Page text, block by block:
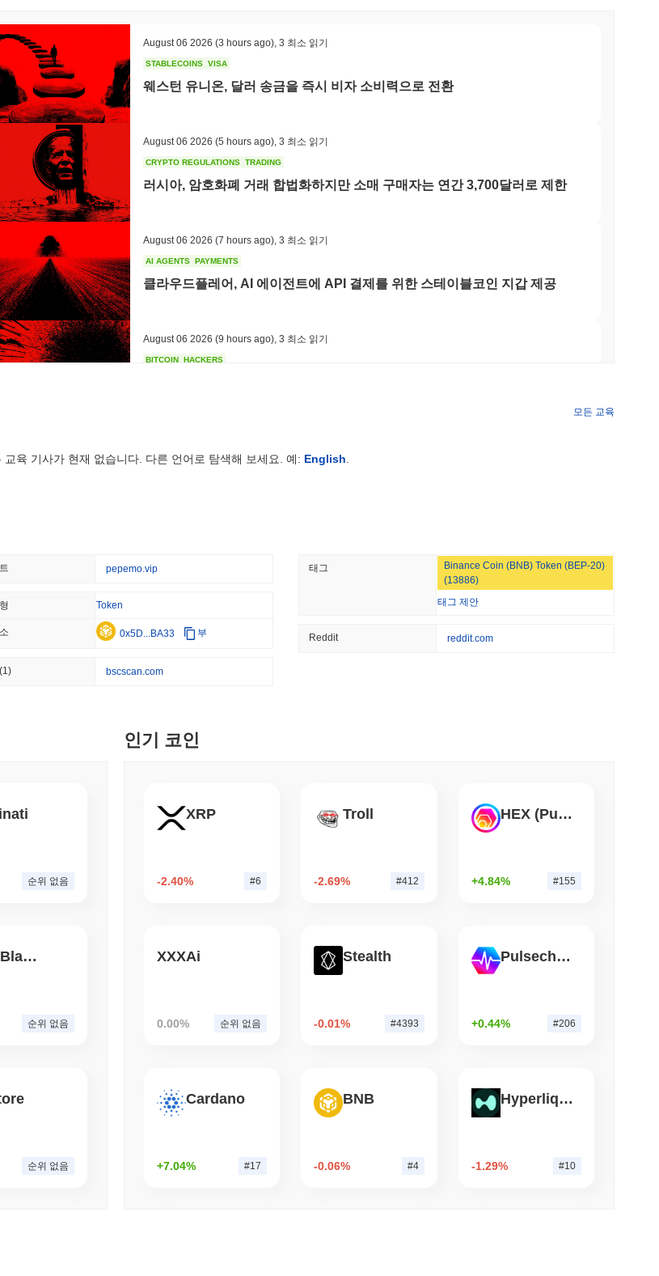
하게 합니다.
로 무엇을 할 수 있나요?
토큰은 생태계 내에서 여러 실용적인 용도로 사용됩니다. 사용자는 PEPEMO를 거래 및 수수료에 활용하여 가치를 전송하
형 애플리케이션(dApps)과 상호작용할 수 있습니다. 보유자는 자신의 토큰을 스테이킹하여 네트워크 보안에 기여하고 보상을
있는 옵션이 있습니다. 또한, 그들은 거버넌스 제안 및 투표에 참여하여 프로젝트의 방향에 영향을 미칠 수 있습니다. 개발자에
는 dApps 및 통합을 구축하기 위한 도구를 제공하여 생태계 내 혁신을 촉진합니다. 인프라는 PEPEMO를 수용하는 다양
및 마켓플레이스를 지원하여 일상적인 거래 및 상호작용을 위한 사용성을 향상시킵니다. 전반적으로 PEPEMO 토큰은 사용
유자 및 개발자 모두를 위한 활기찬 커뮤니티와 강력한 생태계를 촉진하도록 설계되었습니다.
는 여전히 활성화되어 있거나 관련성이 있나요?
는 2023년 9월에 발표된 최근 거버넌스 제안을 통해 여전히 활성화되어 있으며, 이는 지속적인 커뮤니티 참여와 의사 결정을
니다. 개발 노력은 현재 플랫폼의 사용자 경험을 향상시키고 생태계 내에서의 유용성을 확장하는 데 집중되고 있습니다. 이 프로
여러 거래소에서 존재감을 유지하고 있으며, 지속적인 거래량은 사용자 관심과 시장 활동을 반영합니다. 또한, PepeMo는 다양
형 애플리케이션과의 파트너십을 구축하여 더 넓은 암호화폐 환경에서의 관련성을 지원하고 있습니다. 프로젝트의 활성 소셜
채널은 사용자와의 소통을 지속하고 업데이트를 제공하여 헌신적인 커뮤니티를 보여줍니다. 이러한 지표들은 PepeMo가 밈 코
에서 지속적으로 관련성을 유지하고 있으며, 미래 성장 가능성을 확인시켜 줍니다.
는 누구를 위해 설계되었나요?
는 소비자와 암호화폐 애호가를 주요 대상으로 설계되어, 그들이 플랫폼과 상호작용하며 즐거움과 커뮤니티 참여를 할 수 있
PepeMo 생태계의 성장에 기여할 수 있도록 합니다. 소비자 참여와 개발자 지원 모두에 중점을 두어, PepeMo는 모든 참가자를
는 어떻게 보안이 유지되나요?
급 암호화 기술을 사용합니다. 이 암호화는 사용자 거래를 보호하고 네트워크에 대한 무단 접근을 방지합니다. 인센티브 정렬은
크 참여에 대한 보상으로 검증자에게 분배되는 스테이킹 보상을 통해 이루어집니다. 이는 생태계에 대한 적극적인 참여와 장기
신을 장려합니다. 또한, 거버넌스 메커니즘이 마련되어 있어 토큰 보유자가 프로토콜 결정에 영향을 미칠 수 있도록 하여 보안
니티 참여를 더욱 강화합니다. 정기적인 감사와 클라이언트 다양성에 대한 초점도 PepeMo 네트워크의 전반적인 회복력에 기
는 출범 이후 커뮤니티 거버넌스 분쟁 및 규제 감시에 관련된 몇 가지 논란에 직면했습니다. 2023년 초, 이 프로젝트는 토큰 경
와 협력하여 관련 법률을 준수하고 정기적인 감사를 수행하여 투명성을 유지하기 위한 선제적 조치를 취했습니다. PepeMo에
(PEPEMO) FAQ – 핵심 지표 및 시장 인사이트
(PEPEMO)는 어디에서 구매할 수 있나요?
(PEPEMO)는 centralized and decentralized 암호화폐 거래소에서 널리 이용할 수 있습니다.
고가(ATH):
일 동안 PepeMo는 상승하여0.39%의 하락을 기록한 전체 암호화폐 시장을 앞질렀습니다. 이는 더 넓은 시장 모멘텀과
August 06 2026 (3 hours ago) 3 최소 읽기
STABLECOINS VISA
웨스턴 유니온, 달러 송금을 즉시 비자 소비력으로 전환
August 06 2026 (5 hours ago) 3 최소 읽기
CRYPTO REGULATIONS TRADING
러시아, 암호화폐 거래 합법화하지만 소매 구매자는 연간 3,700달러로 제한
August 06 2026 (7 hours ago) 3 최소 읽기
AI AGENTS PAYMENTS
클라우드플레어, AI 에이전트에 API 결제를 위한 스테이블코인 지갑 제공
August 06 2026 (9 hours ago) 3 최소 읽기
BITCOIN HACKERS
CIRCLE TOKENIZATION
미국과 영국, GENIUS 법안 규정이 2027년으로 미뤄지면서 스테이블코인 협
August 06 2026 3 최소 읽기
BNY, 기관들이 자산을 BNY의 관리에서 벗어나지 않고도 암호화폐 스테이
August 05 2026
August 05 2026
디나리, 미국 자가 보관 지갑을 위한 전체 S&P 500 온체인화
BITCOIN CRYPTO SERVICES
비트고, 레이어제로에서 체인링크로 74억 달러의 래핑 비트코인 전환
모든 교육
교육 기사가 현재 없습니다. 다른 언어로 탐색해 보세요. 예: English
pepemo.vip
Token
0x5D...BA33 부
(1) bscscan.com
태그
Binance Coin (BNB) Token (BEP-20)
(13886)
태그 제안
Reddit reddit.com
순위 없음
BabyBlack
순위 없음
순위 없음
인기 코인
XRP
-2.40% #6
Troll
-2.69% #412
HEX (Pulsechain)
+4.84% #155
XXXAi
0.00% 순위 없음
Stealth
-0.01% #4393
Pulsechain
+0.44% #206
Cardano
+7.04% #17
BNB
-0.06% #4
Hyperliquid
-1.29% #10